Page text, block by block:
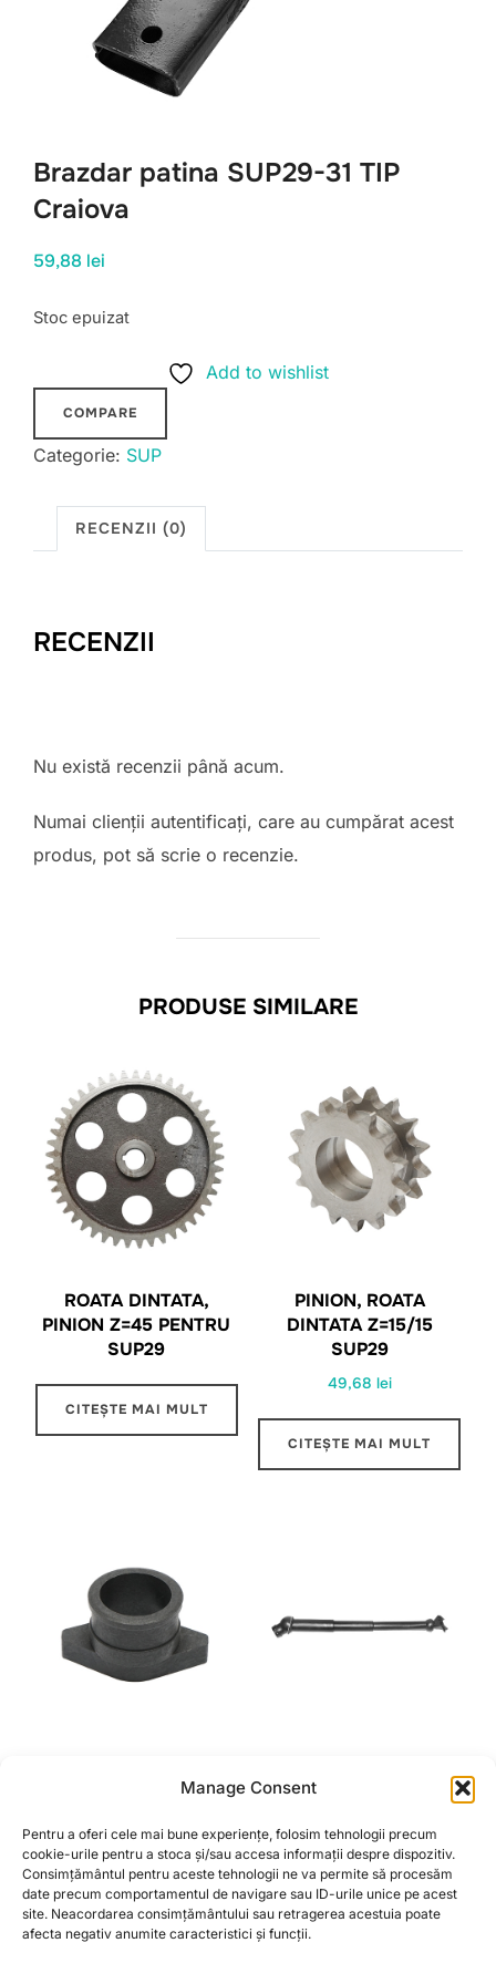
Manage Consent
Pentru a oferi cele mai bune experiențe, folosim tehnologii precum
cookie-urile pentru a stoca și/sau accesa informații despre dispozitiv.
Consimțământul pentru aceste tehnologii ne va permite să procesăm
date precum comportamentul de navigare sau ID-urile unice pe acest
site. Neacordarea consimțământului sau retragerea acestuia poate
afecta negativ anumite caracteristici și funcții.
Brazdar patina SUP29-31 TIP
Craiova
59,88 lei
Stoc epuizat
Add to wishlist
COMPARE
Categorie: SUP
RECENZII (0)
RECENZII
Nu există recenzii până acum.
Numai clienții autentificați, care au cumpărat acest
produs, pot să scrie o recenzie.
PRODUSE SIMILARE
ROATA DINTATA,
PINION Z=45 PENTRU
SUP29
CITEȘTE MAI MULT
PINION, ROATA
DINTATA Z=15/15
SUP29
49,68 lei
CITEȘTE MAI MULT
PENTRU MANSON
2,90lei
CITEȘTE MAI MULT
SEMANATOARE SUP29
CITEȘTE MAI MULT